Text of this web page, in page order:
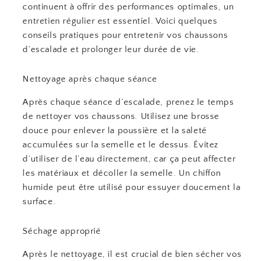
continuent à offrir des performances optimales, un
entretien régulier est essentiel. Voici quelques
conseils pratiques pour entretenir vos chaussons
d’escalade et prolonger leur durée de vie.
Nettoyage après chaque séance
Après chaque séance d’escalade, prenez le temps
de nettoyer vos chaussons. Utilisez une brosse
douce pour enlever la poussière et la saleté
accumulées sur la semelle et le dessus. Évitez
d’utiliser de l’eau directement, car ça peut affecter
les matériaux et décoller la semelle. Un chiffon
humide peut être utilisé pour essuyer doucement la
surface.
Séchage approprié
Après le nettoyage, il est crucial de bien sécher vos